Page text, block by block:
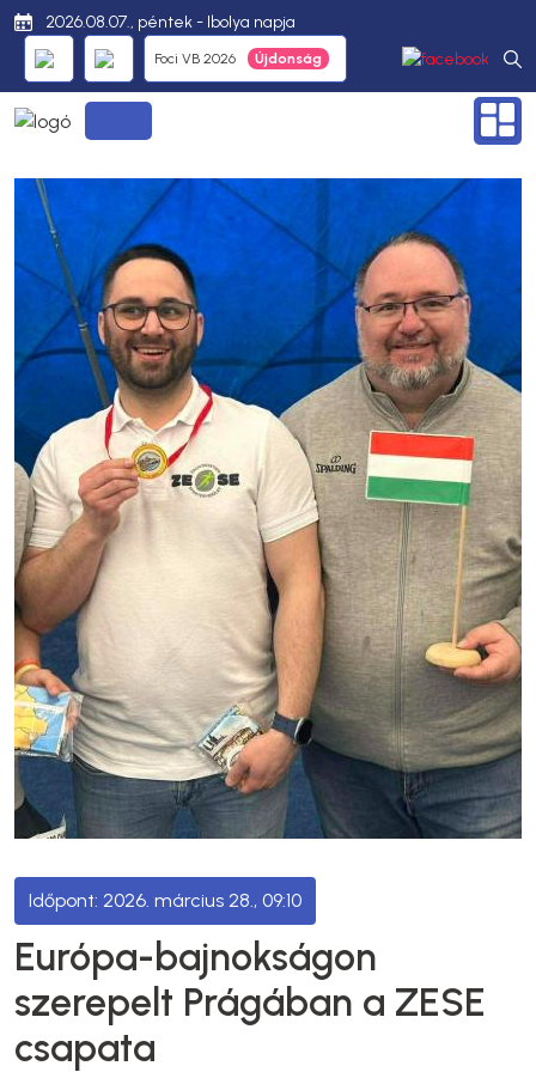
2026.08.07., péntek - Ibolya napja
Foci VB 2026
2026. március 28., 09:10
Európa-bajnokságon
szerepelt Prágában a ZESE
csapata